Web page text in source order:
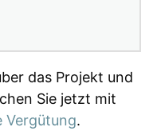
das Projekt und
Sie jetzt mit
Vergütung.